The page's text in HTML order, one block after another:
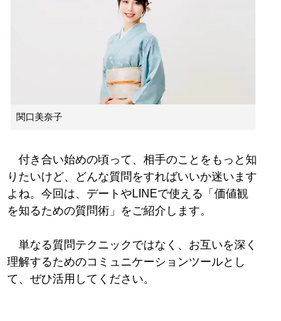
関口美奈子
付き合い始めの頃って、相手のことをもっと知
りたいけど、どんな質問をすればいいか迷います
よね。今回は、デートやLINEで使える「価値観
を知るための質問術」をご紹介します。
単なる質問テクニックではなく、お互いを深く
理解するためのコミュニケーションツールとし
て、ぜひ活用してください。